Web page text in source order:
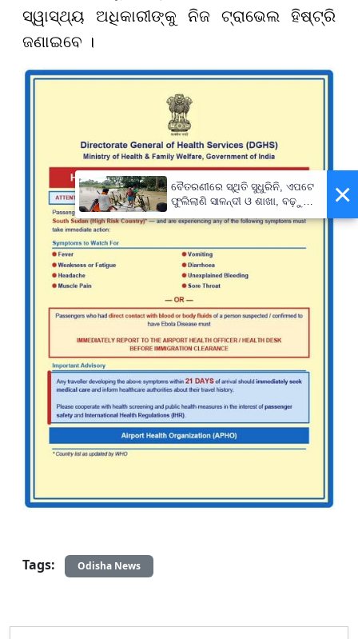
ସ୍ୱାସ୍ଥ୍ୟ ଅଧିକାରୀଙ୍କୁ ନିଜ ଟ୍ରାଭେଲ ହିଷ୍ଟ୍ରି
ଜଣାଇବେ ।
Tags: Odisha News
×
ବୈତରଣୀରେ ସ୍ଥିତି ସୁଧୁରିନି, ଏପଟେ
ଫୁଲିଲାଣି ସାଳନ୍ଦୀ ଓ ଶାଖା, ବଢ଼ୁଛି